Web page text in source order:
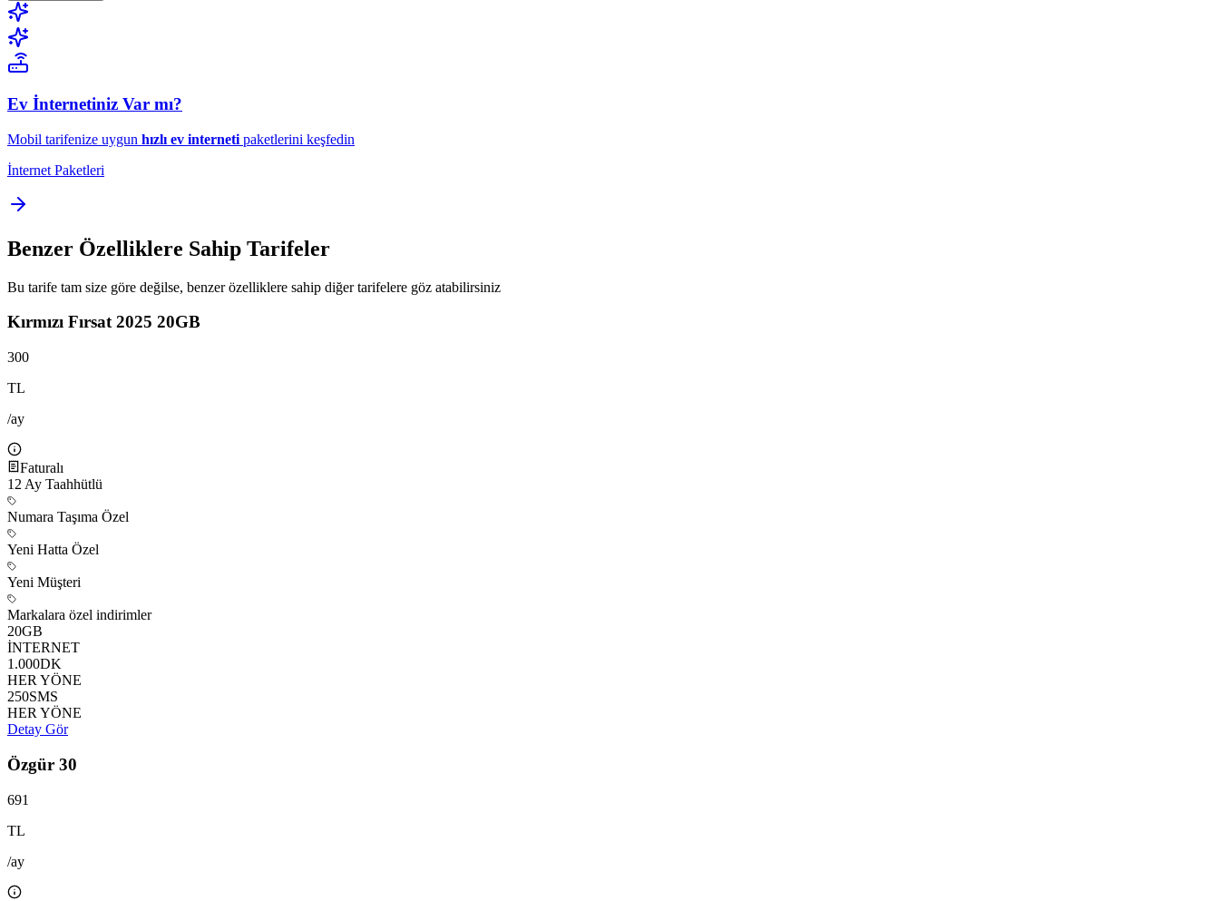
Ev İnternetiniz Var mı?
Mobil tarifenize uygun hızlı ev interneti paketlerini keşfedin
İnternet Paketleri
Benzer Özelliklere Sahip Tarifeler
Bu tarife tam size göre değilse, benzer özelliklere sahip diğer tarifelere göz atabilirsiniz
Kırmızı Fırsat 2025 20GB
300
TL
/ay
Faturalı
12 Ay Taahhütlü
Numara Taşıma Özel
Yeni Hatta Özel
Yeni Müşteri
Markalara özel indirimler
20GB
İNTERNET
1.000DK
HER YÖNE
250SMS
HER YÖNE
Detay Gör
Özgür 30
691
TL
/ay